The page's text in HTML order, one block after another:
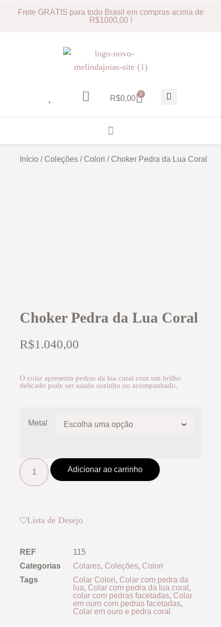
Frete GRÁTIS para todo Brasil em compras acima de
R$1000,00 !
R$0,00 0
Início / Coleções / Colori / Choker Pedra da Lua Coral
Choker Pedra da Lua Coral
R$1.040,00
O colar apresenta pedras da lua coral com um brilho
delicado pode ser usado sozinho ou acompanhado.
Metal
Adicionar ao carrinho
Lista de Desejo
REF
115
Categorias
Colares, Coleções, Colori
Tags
Colar Colori, Colar com pedra da
lua, Colar com pedra da lua coral ,
colar com pedras facetadas, Colar
em ouro com pedras facetadas,
Colar em ouro e pedra coral